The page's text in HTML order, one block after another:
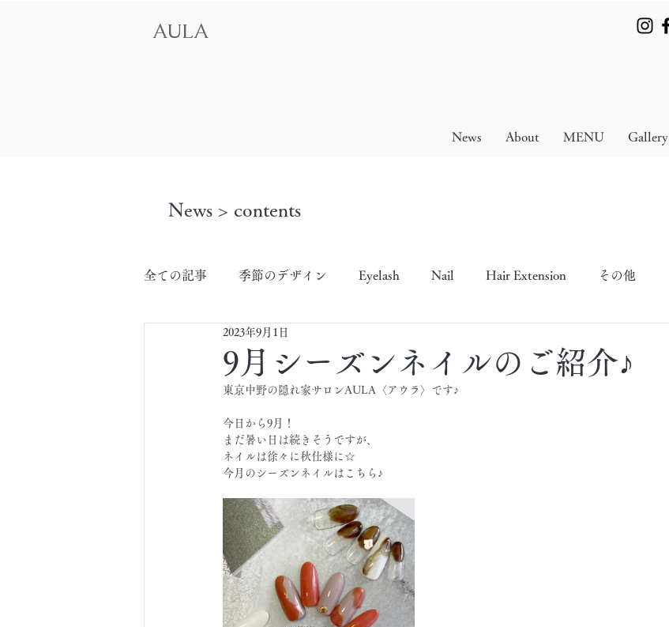
AULA
News About MENU Gallery
News > contents
全ての記事 季節のデザイン Eyelash Nail Hair Extension その他
9月シーズンネイルのご紹介♪
2023年9月1日
東京中野の隠れ家サロンAULA〈アウラ〉です♪
今日から9月！
まだ暑い日は続きそうですが、
ネイルは徐々に秋仕様に☆
今月のシーズンネイルはこちら♪